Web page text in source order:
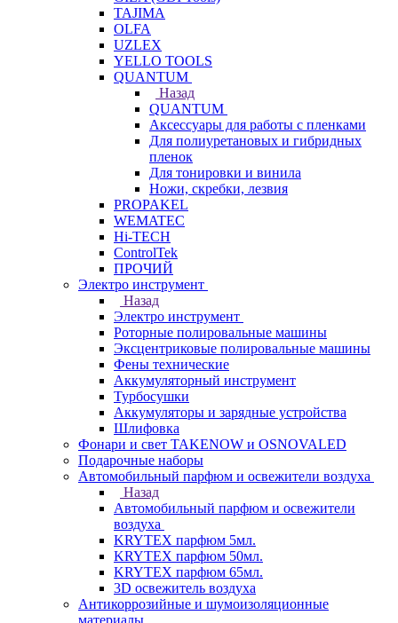
TAJIMA
OLFA
UZLEX
YELLO TOOLS
QUANTUM
Назад
QUANTUM
Аксессуары для работы с пленками
Для полиуретановых и гибридных
пленок
Для тонировки и винила
Ножи, скребки, лезвия
PROPAKEL
WEMATEC
Hi-TECH
ControlTek
ПРОЧИЙ
Электро инструмент
Назад
Электро инструмент
Роторные полировальные машины
Эксцентриковые полировальные машины
Фены технические
Аккумуляторный инструмент
Турбосушки
Аккумуляторы и зарядные устройства
Шлифовка
Фонари и свет TAKENOW и OSNOVALED
Подарочные наборы
Автомобильный парфюм и освежители воздуха
Назад
Автомобильный парфюм и освежители
воздуха
KRYTEX парфюм 5мл.
KRYTEX парфюм 50мл.
KRYTEX парфюм 65мл.
3D освежитель воздуха
Антикоррозийные и шумоизоляционные
материалы